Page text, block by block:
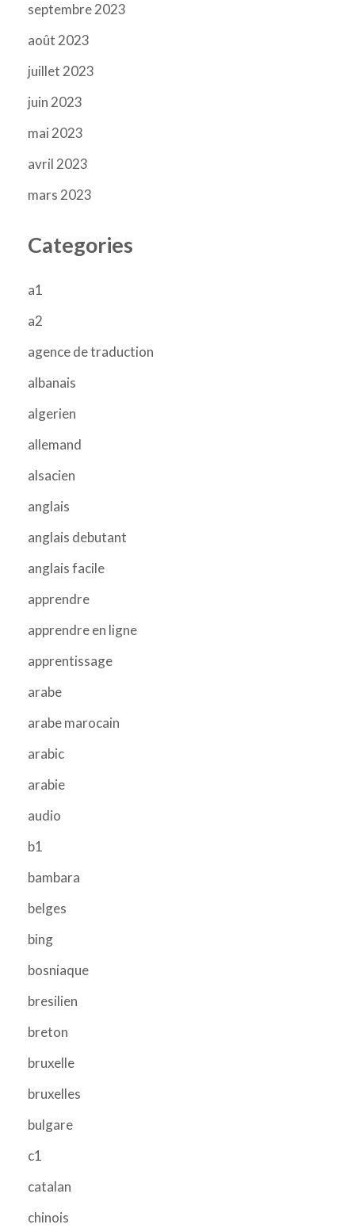
septembre 2023
août 2023
juillet 2023
juin 2023
mai 2023
avril 2023
mars 2023
Categories
a1
a2
agence de traduction
albanais
algerien
allemand
alsacien
anglais
anglais debutant
anglais facile
apprendre
apprendre en ligne
apprentissage
arabe
arabe marocain
arabic
arabie
audio
b1
bambara
belges
bing
bosniaque
bresilien
breton
bruxelle
bruxelles
bulgare
c1
catalan
chinois